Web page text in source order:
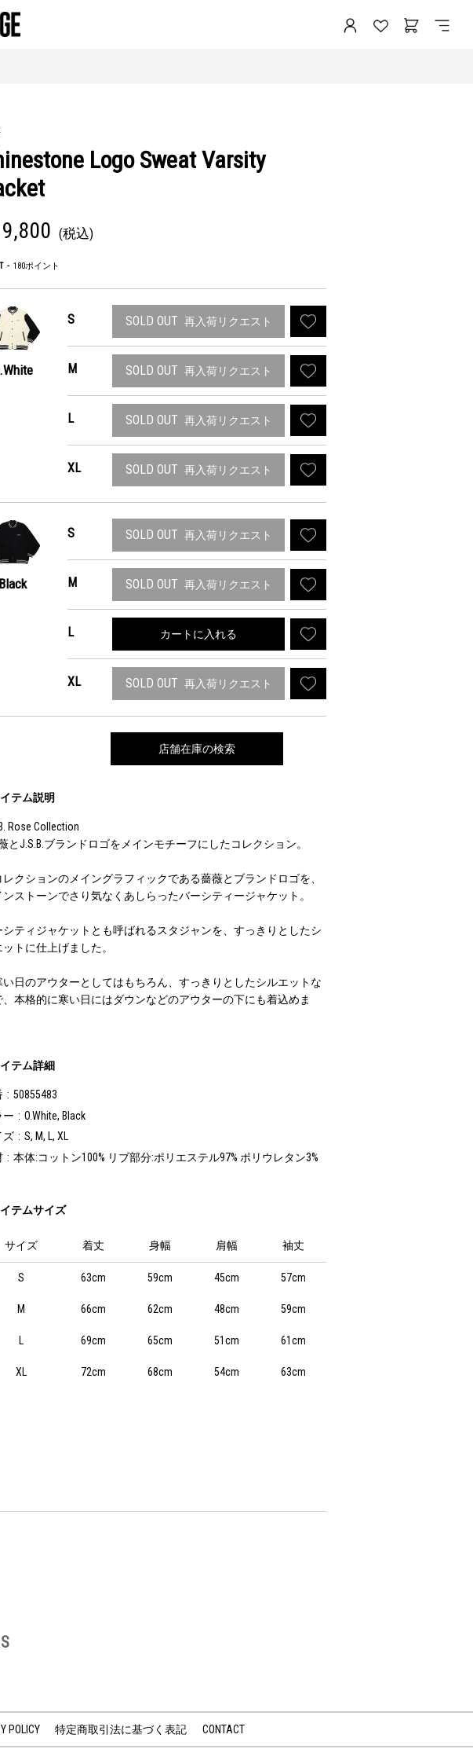
Logo Sweat Varsity
(税込)
180ポイント
S SOLD OUT 再入荷リクエスト
M SOLD OUT 再入荷リクエスト
L SOLD OUT 再入荷リクエスト
XL SOLD OUT 再入荷リクエスト
Black
S SOLD OUT 再入荷リクエスト
M SOLD OUT 再入荷リクエスト
L カートに入れる
XL SOLD OUT 再入荷リクエスト
店舗在庫の検索
テム説明
Rose Collection
とJ.S.B.ブランドロゴをメインモチーフにしたコレクション。
レクションのメイングラフィックである薔薇とブランドロゴを、
ンストーンでさり気なくあしらったバーシティージャケット。
シティジャケットとも呼ばれるスタジャンを、すっきりとしたシ
ットに仕上げました。
い日のアウターとしてはもちろん、すっきりとしたシルエットな
、本格的に寒い日にはダウンなどのアウターの下にも着込めま
テム詳細
50855483
ー
O.White, Black
ズ
S, M, L, XL
本体:コットン100% リブ部分:ポリエステル97% ポリウレタン3%
テムサイズ
サイズ 着丈 身幅 肩幅 袖丈
S 63cm 59cm 45cm 57cm
M 66cm 62cm 48cm 59cm
L 69cm 65cm 51cm 61cm
XL 72cm 68cm 54cm 63cm
特定商取引法に基づく表記
POLICY CONTACT